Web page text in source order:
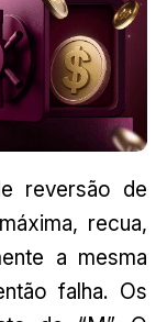
reversão de
recua,
a mesma
falha. Os